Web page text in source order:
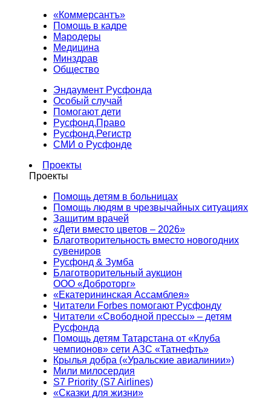
«Коммерсантъ»
Помощь в кадре
Мародеры
Медицина
Минздрав
Общество
Эндаумент Русфонда
Особый случай
Помогают дети
Русфонд.Право
Русфонд.Регистр
СМИ о Русфонде
Проекты
Проекты
Помощь детям в больницах
Помощь людям в чрезвычайных ситуациях
Защитим врачей
«Дети вместо цветов – 2026»
Благотворительность вместо новогодних
сувениров
Русфонд & Зумба
Благотворительный аукцион
ООО «Доброторг»
«Екатерининская Ассамблея»
Читатели Forbes помогают Русфонду
Читатели «Свободной прессы» – детям
Русфонда
Помощь детям Татарстана от «Клуба
чемпионов» сети АЗС «Татнефть»
Крылья добра («Уральские авиалинии»)
Мили милосердия
S7 Priority (S7 Airlines)
«Сказки для жизни»